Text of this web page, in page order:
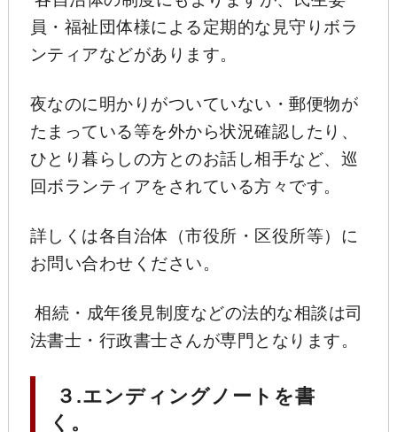
員・福祉団体様による定期的な見守りボラ
ンティアなどがあります。
夜なのに明かりがついていない・郵便物が
たまっている等を外から状況確認したり、
ひとり暮らしの方とのお話し相手など、巡
回ボランティアをされている方々です。
詳しくは各自治体（市役所・区役所等）に
お問い合わせください。
相続・成年後見制度などの法的な相談は司
法書士・行政書士さんが専門となります。
３.エンディングノートを書
く。